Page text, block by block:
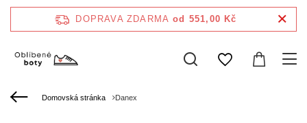
DOPRAVA ZDARMA od 551,00 Kč
Domovská stránka Danex